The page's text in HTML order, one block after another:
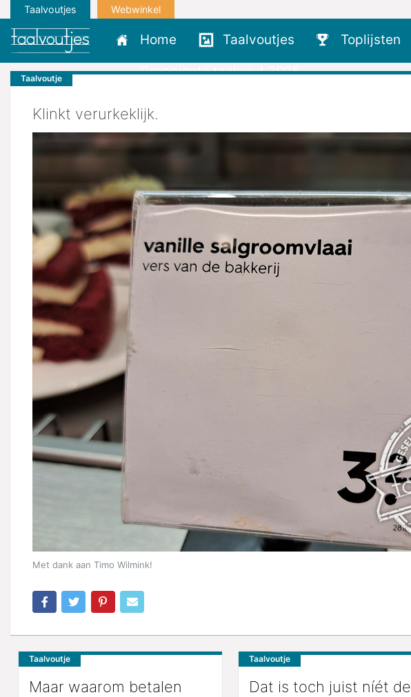
Taalvoutjes Webwinkel
Home Taalvoutjes Toplijsten
Grappigste taalvout 2025
Taalvoutje
Klinkt verurkeklijk.
Met dank aan Timo Wilmink!
Taalvoutje
Maar waarom betalen
Taalvoutje
Dat is toch juist níét de